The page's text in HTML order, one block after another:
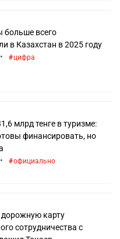
больше всего
в Казахстан в 2025 году
• цифра
млрд тенге в туризме:
финансировать, но
• официально
дорожную карту
сотрудничества с